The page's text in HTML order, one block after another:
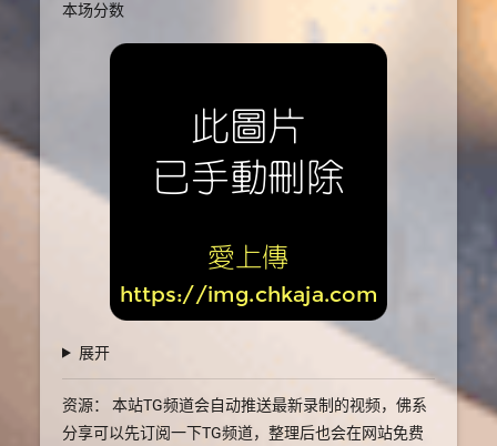
本场分数
展开
资源： 本站TG频道会自动推送最新录制的视频，佛系
分享可以先订阅一下TG频道，整理后也会在网站免费